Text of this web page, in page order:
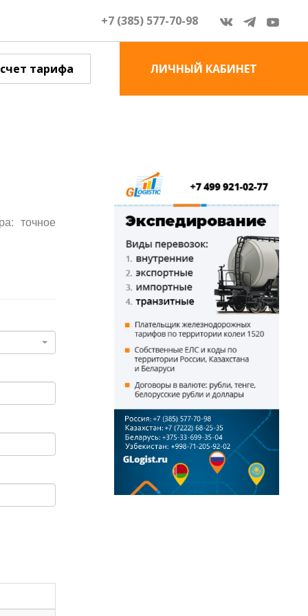
+7 (385) 577-70-98
тарифа ЛИЧНЫЙ КАБИНЕТ
точное